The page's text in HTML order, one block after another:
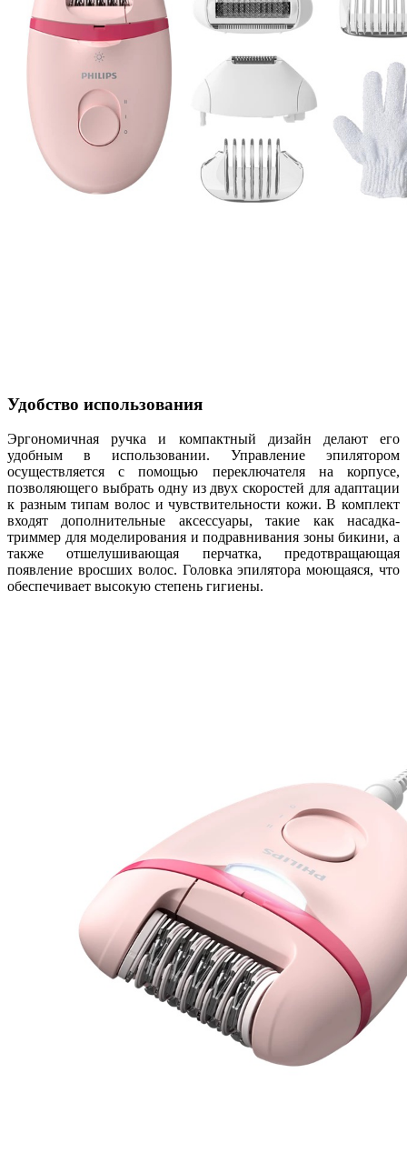
Удобство использования
Эргономичная ручка и компактный дизайн делают его
удобным в использовании. Управление эпилятором
осуществляется с помощью переключателя на корпусе,
позволяющего выбрать одну из двух скоростей для адаптации
к разным типам волос и чувствительности кожи. В комплект
входят дополнительные аксессуары, такие как насадка-
триммер для моделирования и подравнивания зоны бикини, а
также отшелушивающая перчатка, предотвращающая
появление вросших волос. Головка эпилятора моющаяся, что
обеспечивает высокую степень гигиены.